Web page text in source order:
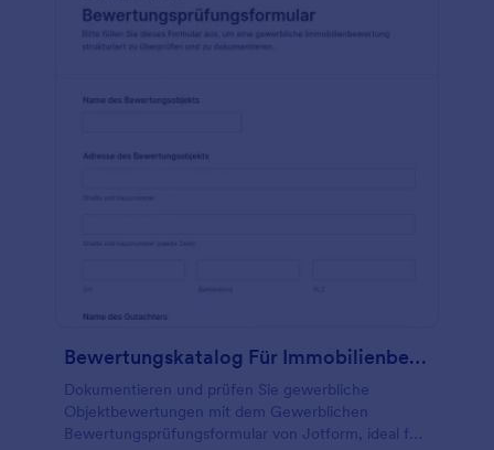
Bewertungskatalog Für Immobilienbewertungen Fragebogen
Dokumentieren und prüfen Sie gewerbliche
Objektbewertungen mit dem Gewerblichen
Bewertungsprüfungsformular von Jotform, ideal für